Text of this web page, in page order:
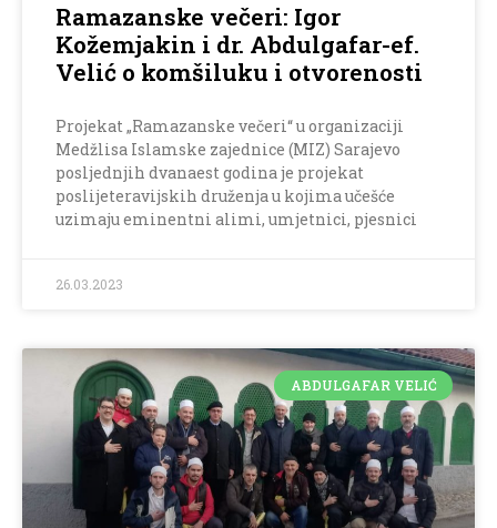
Ramazanske večeri: Igor
Kožemjakin i dr. Abdulgafar-ef.
Velić o komšiluku i otvorenosti
Projekat „Ramazanske večeri“ u organizaciji
Medžlisa Islamske zajednice (MIZ) Sarajevo
posljednjih dvanaest godina je projekat
poslijeteravijskih druženja u kojima učešće
uzimaju eminentni alimi, umjetnici, pjesnici
26.03.2023
ABDULGAFAR VELIĆ